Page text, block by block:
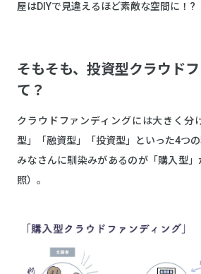
屋はDIYで見違えるほど素敵な空間に！
そもそも、投資型クラウド
て？
クラウドファンディングには大きく分
型」「融資型」「投資型」といった4つの
みなさんに馴染みがあるのが「購入型
照）。